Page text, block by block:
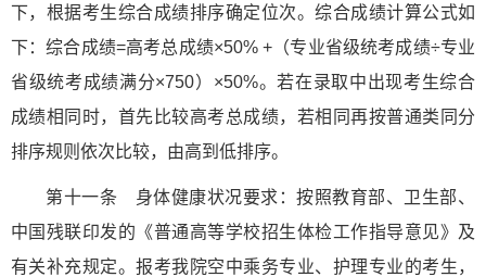
下，根据考生综合成绩排序确定位次。综合成绩计算公式如
下：综合成绩=高考总成绩×50% +（专业省级统考成绩÷专业
省级统考成绩满分×750）×50%。若在录取中出现考生综合
成绩相同时，首先比较高考总成绩，若相同再按普通类同分
排序规则依次比较，由高到低排序。
第十一条 身体健康状况要求：按照教育部、卫生部、
中国残联印发的《普通高等学校招生体检工作指导意见》及
有关补充规定。报考我院空中乘务专业、护理专业的考生，